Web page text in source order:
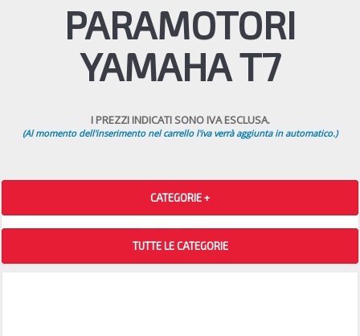
PARAMOTORI
YAMAHA T7
I PREZZI INDICATI SONO IVA ESCLUSA.
(Al momento dell'inserimento nel carrello l'iva verrà aggiunta in automatico.)
CATEGORIE +
TUTTE LE CATEGORIE